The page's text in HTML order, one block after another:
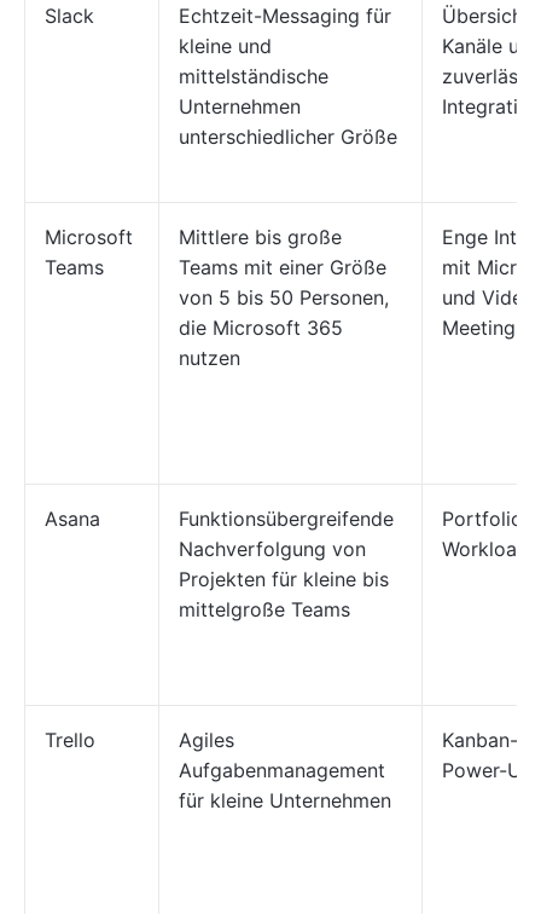
Slack
Echtzeit-Messaging für
kleine und
mittelständische
Unternehmen
unterschiedlicher Größe
Kanäle und
Microsoft
Teams
Mittlere bis große
Teams mit einer Größe
von 5 bis 50 Personen,
die Microsoft 365
nutzen
Enge
mit
und
Meetings
Asana
Funktionsübergreifende
Nachverfolgung von
Projekten für kleine bis
mittelgroße Teams
Portfolios
Workload
Trello
Agiles
Aufgabenmanagement
für kleine Unternehmen
Kanban-
Power-